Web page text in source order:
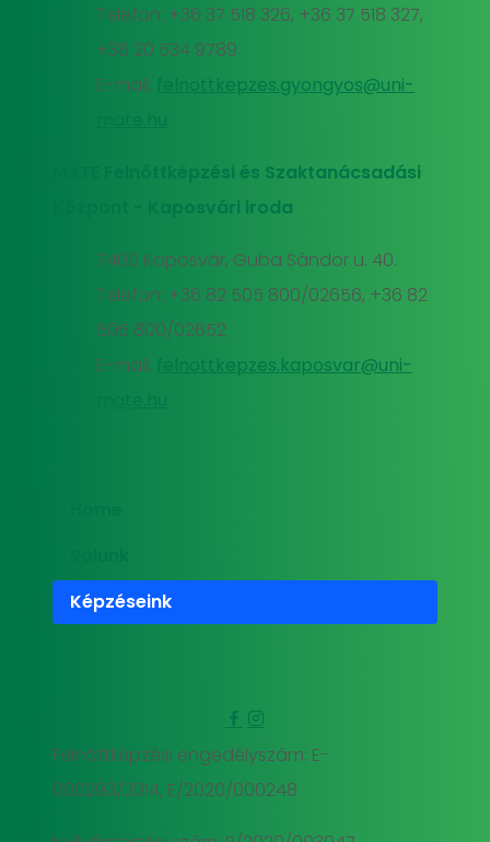
Telefon: +36 37 518 326, +36 37 518 327,
+36 20 534 9789
E-mail:
felnottkepzes.gyongyos@uni-
MATE Felnőttképzési és Szaktanácsadási
Központ - Kaposvári iroda
7400 Kaposvár, Guba Sándor u. 40.
Telefon: +36 82 505 800/02656, +36 82
505 800/02652
E-mail:
felnottkepzes.kaposvar@uni-
Képzéseink
Felnőttképzési engedélyszám: E-
000293/2014, E/2020/000248